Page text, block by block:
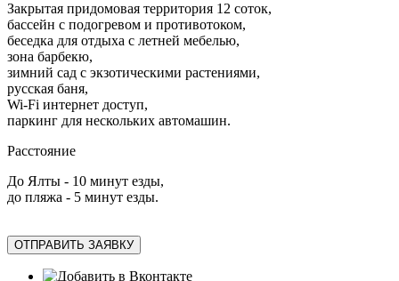
Закрытая придомовая территория 12 соток,
бассейн с подогревом и противотоком,
беседка для отдыха с летней мебелью,
зона барбекю,
зимний сад с экзотическими растениями,
русская баня,
Wi-Fi интернет доступ,
паркинг для нескольких автомашин.
Расстояние
До Ялты - 10 минут езды,
до пляжа - 5 минут езды.
ОТПРАВИТЬ ЗАЯВКУ